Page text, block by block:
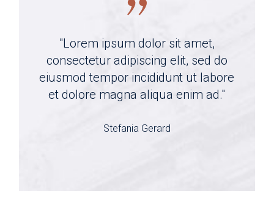
"Lorem ipsum dolor sit amet,
consectetur adipiscing elit, sed do
eiusmod tempor incididunt ut labore
et dolore magna aliqua enim ad."
Stefania Gerard